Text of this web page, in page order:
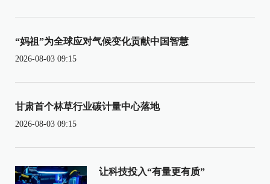
“妈祖”为全球应对气候变化贡献中国智慧
2026-08-03 09:15
甘肃首个林草行业碳计量中心落地
2026-08-03 09:15
让科技投入“有量更有质”